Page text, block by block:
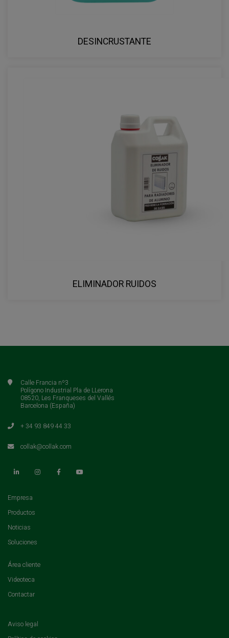
DESINCRUSTANTE
ELIMINADOR RUIDOS
Calle Francia nº3
Polígono Industrial Pla de LLerona
08520, Les Franqueses del Vallés
Barcelona (España)
+ 34 93 849 44 33
collak@collak.com
Empresa
Productos
Noticias
Soluciones
Área cliente(current)
Videoteca
Contactar(current)
Aviso legal